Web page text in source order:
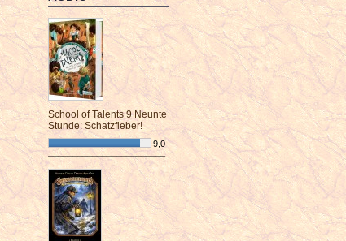
School of Talents 9 Neunte
Stunde: Schatzfieber!
9,0
¯¯¯¯¯¯¯¯¯¯¯¯¯¯¯¯¯¯¯¯¯¯¯¯